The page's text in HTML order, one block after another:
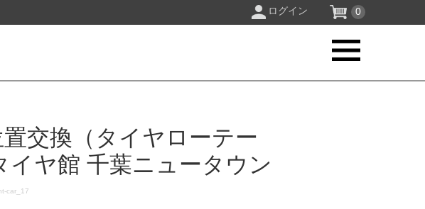
ログイン 0
交換（タイヤローテー
イヤ館 千葉ニュータウン
car_17